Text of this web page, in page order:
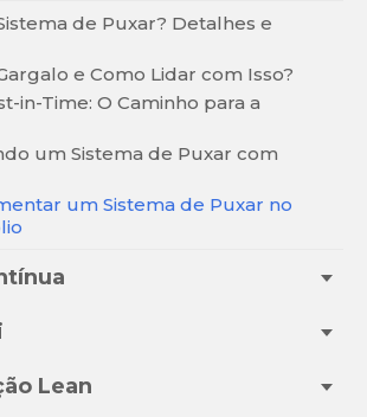
de Puxar? Detalhes e
e Como Lidar com Isso?
in-Time: O Caminho para a
um Sistema de Puxar com
um Sistema de Puxar no
Lean